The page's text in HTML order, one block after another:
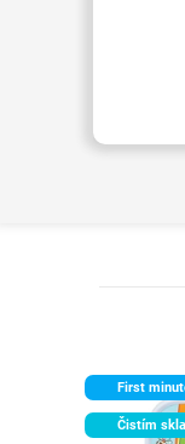
First
Čistím